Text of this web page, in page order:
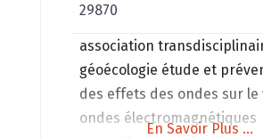
29870
association
géoécologie étude et
des effets des ondes sur le
ondes électromagnétiques
En Savoir Plus ...